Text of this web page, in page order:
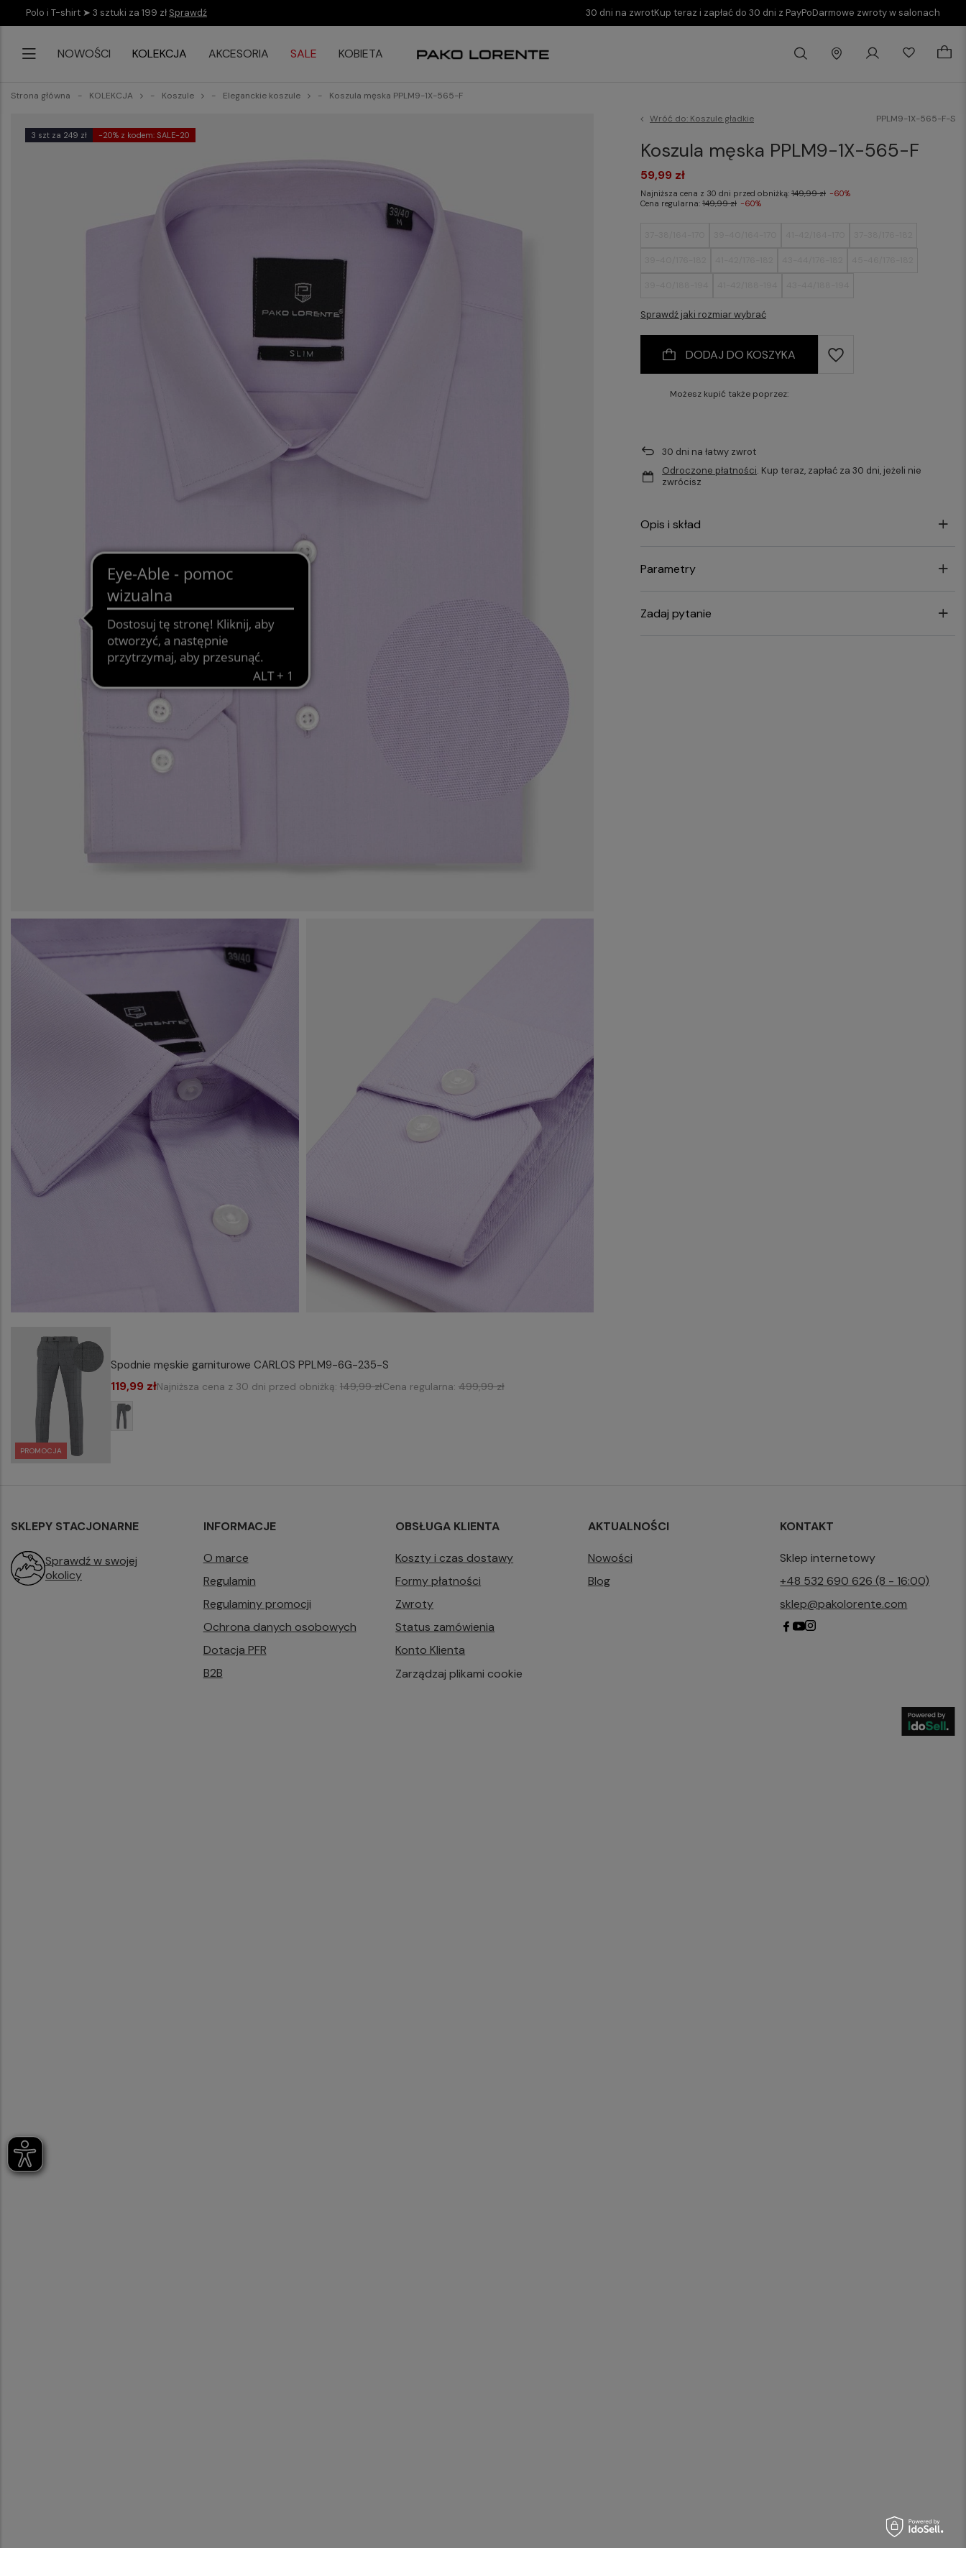
Polo i T-shirt ➤ 3 sztuki za 199 zł Sprawdź 30 dni na zwrotKup teraz i zapłać do 30 dni z PayPoDarmowe zwroty w salonach
NOWOŚCI KOLEKCJA AKCESORIA SALE KOBIETA
Strona główna KOLEKCJA Koszule Eleganckie koszule Koszula męska PPLM9-1X-565-F
3 szt za 249 zł -20% z kodem: SALE-20
Wróć do: Koszule gładkie PPLM9-1X-565-F-S
Koszula męska PPLM9-1X-565-F
Sprawdź jaki rozmiar wybrać
59,99 zł
Najniższa cena z 30 dni przed obniżką:149,99 zł -60%
Cena regularna:149,99 zł -60%
DODAJ DO KOSZYKA
Możesz kupić także poprzez:
30 dni na łatwy zwrot
Odroczone płatności. Kup teraz, zapłać za 30 dni, jeżeli nie
zwrócisz
Opis i skład
Parametry
Zadaj pytanie
PROMOCJA
Spodnie męskie garniturowe CARLOS PPLM9-6G-235-S
119,99 złNajniższa cena z 30 dni przed obniżką: 149,99 złCena regularna: 499,99 zł
SKLEPY STACJONARNE
Sprawdź w swojej
okolicy
INFORMACJE
O marce
Regulamin
Regulaminy promocji
Ochrona danych osobowych
Dotacja PFR
B2B
OBSŁUGA KLIENTA
Koszty i czas dostawy
Formy płatności
Zwroty
Status zamówienia
Konto Klienta
Zarządzaj plikami cookie
AKTUALNOŚCI
Nowości
Blog
KONTAKT
Sklep internetowy
+48 532 690 626 (8 - 16:00)
sklep@pakolorente.com